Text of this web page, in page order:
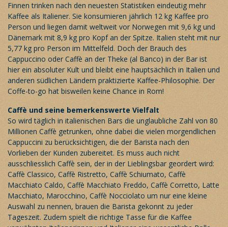
Finnen trinken nach den neuesten Statistiken eindeutig mehr
Kaffee als Italiener. Sie konsumieren jährlich 12 kg Kaffee pro
Person und liegen damit weltweit vor Norwegen mit 9,6 kg und
Dänemark mit 8,9 kg pro Kopf an der Spitze. Italien steht mit nur
5,77 kg pro Person im Mittelfeld. Doch der Brauch des
Cappuccino oder Caffè an der Theke (al Banco) in der Bar ist
hier ein absoluter Kult und bleibt eine hauptsächlich in Italien und
anderen südlichen Ländern praktizierte Kaffee-Philosophie. Der
Coffe-to-go hat bisweilen keine Chance in Rom!
Caffè und seine bemerkenswerte Vielfalt
So wird täglich in italienischen Bars die unglaubliche Zahl von 80
Millionen Caffè getrunken, ohne dabei die vielen morgendlichen
Cappuccini zu berücksichtigen, die der Barista nach den
Vorlieben der Kunden zubereitet. Es muss auch nicht
ausschliesslich Caffè sein, der in der Lieblingsbar geordert wird:
Caffè Classico, Caffè Ristretto, Caffè Schiumato, Caffè
Macchiato Caldo, Caffè Macchiato Freddo, Caffè Corretto, Latte
Macchiato, Marocchino, Caffè Nocciolato um nur eine kleine
Auswahl zu nennen, brauen die Barista gekonnt zu jeder
Tageszeit. Zudem spielt die richtige Tasse für die Kaffee